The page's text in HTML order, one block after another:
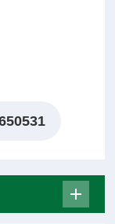
为我们知道诚
基础乃至重中